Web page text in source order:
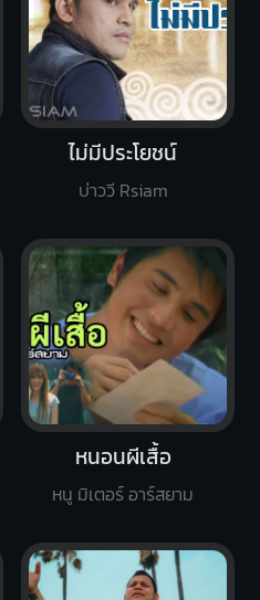
ไม่มีประโยชน์
บ่าววี Rsiam
หนอนผีเสื้อ
หนู มิเตอร์ อาร์สยาม